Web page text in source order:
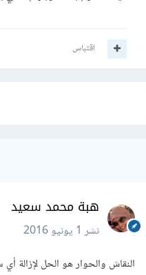
اقتباس
هبة محمد سعيد
نشر1 يونيو 2016
النقاش والحوار هو الحل لإزالة